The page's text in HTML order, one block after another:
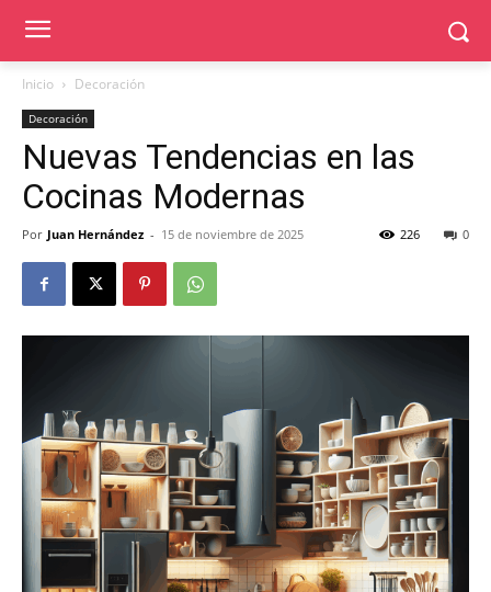
Inicio Decoración
Decoración
Nuevas Tendencias en las
Cocinas Modernas
Por Juan Hernández - 15 de noviembre de 2025 0
226